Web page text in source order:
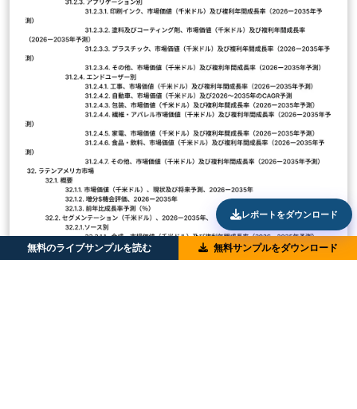
無料のライブサンプルを読む 無料サンプルをダウンロード
レポートをダウンロード